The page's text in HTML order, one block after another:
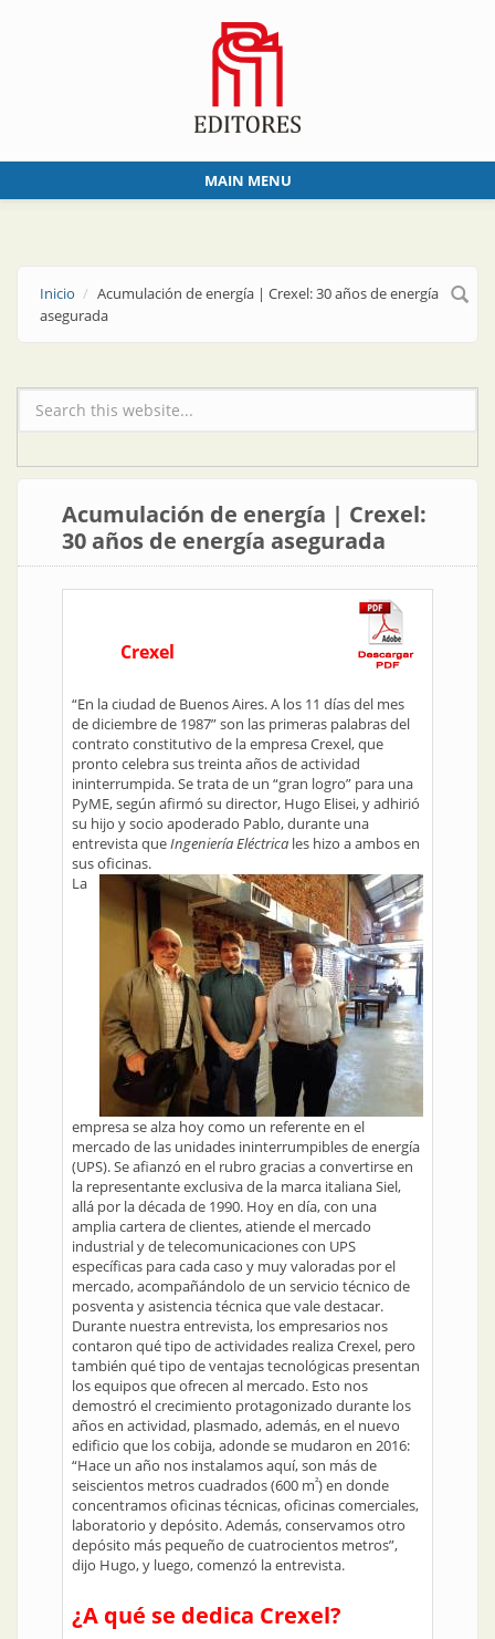
MAIN MENU
Inicio
Acumulación de energía | Crexel: 30 años de energía
asegurada
Formulario de búsqueda
Acumulación de energía | Crexel:
30 años de energía asegurada
Crexel
“En la ciudad de Buenos Aires. A los 11 días del mes
de diciembre de 1987” son las primeras palabras del
contrato constitutivo de la empresa Crexel, que
pronto celebra sus treinta años de actividad
ininterrumpida. Se trata de un “gran logro” para una
PyME, según afirmó su director, Hugo Elisei, y adhirió
su hijo y socio apoderado Pablo, durante una
entrevista queIngeniería Eléctrica les hizo a ambos en
sus oficinas.
La
empresa se alza hoy como un referente en el
mercado de las unidades ininterrumpibles de energía
(UPS). Se afianzó en el rubro gracias a convertirse en
la representante exclusiva de la marca italiana Siel,
allá por la década de 1990. Hoy en día, con una
amplia cartera de clientes, atiende el mercado
industrial y de telecomunicaciones con UPS
específicas para cada caso y muy valoradas por el
mercado, acompañándolo de un servicio técnico de
posventa y asistencia técnica que vale destacar.
Durante nuestra entrevista, los empresarios nos
contaron qué tipo de actividades realiza Crexel, pero
también qué tipo de ventajas tecnológicas presentan
los equipos que ofrecen al mercado. Esto nos
demostró el crecimiento protagonizado durante los
años en actividad, plasmado, además, en el nuevo
edificio que los cobija, adonde se mudaron en 2016:
“Hace un año nos instalamos aquí, son más de
seiscientos metros cuadrados (600 m²) en donde
concentramos oficinas técnicas, oficinas comerciales,
laboratorio y depósito. Además, conservamos otro
depósito más pequeño de cuatrocientos metros”,
dijo Hugo, y luego, comenzó la entrevista.
¿A qué se dedica Crexel?